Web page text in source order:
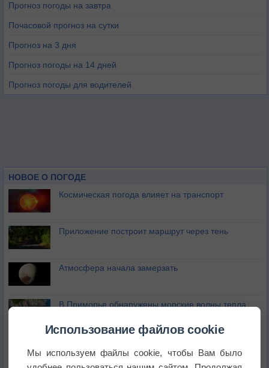
Прогноз погоды на завтра
Почасовой прогноз на сутки
Прогноз на 3 дня
Прогноз погоды на 14 дней
Прогноз погоды для водителей
НОВОЕ О ПОГОДЕ
Космическая погода влияет на транспорт
Приложение построит маршрут через тень
Атмосфера начала замерзать
В Приморье обнаружены морские волны тепла
бабочек
Использование файлов cookie
Мы используем файлы cookie, чтобы Вам было